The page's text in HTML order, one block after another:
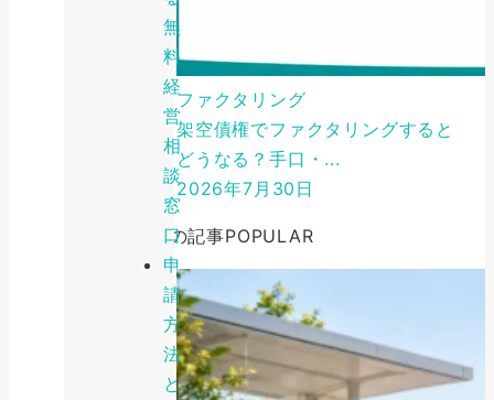
無
料
経
営
相
談
窓
口
申
請
方
法
と
ファクタリング
架空債権でファクタリングすると
どうなる？手口・...
2026年7月30日
人気の記事POPULAR